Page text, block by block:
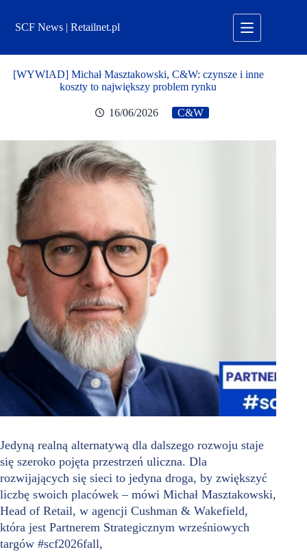
treściSCF News | Retailnet.pl
[WYWIAD] Michał Masztakowski, C&W: czynsze i inne
koszty to największy problem rynku
16/06/2026 C&W
Jedyną realną alternatywą dla dalszego rozwoju staje
się szeroko pojęta przestrzeń uliczna. Dla
rozwijających się sieci to jedyna droga, by zwiększyć
liczbę swoich placówek – mówi Michał Masztakowski,
Head of Retail, w agencji Cushman & Wakefield,
która jest Partnerem Strategicznym wrześniowych
targów #scf2026fall,